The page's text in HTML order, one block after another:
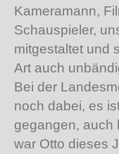
Kameramann,
Schauspieler,
mitgestaltet und
Art auch
Bei der
noch dabei, es
gegangen, auch
war Otto dieses